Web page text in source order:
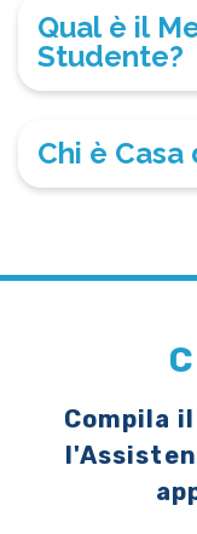
Qual è il
Studente?
Chi è
Compila